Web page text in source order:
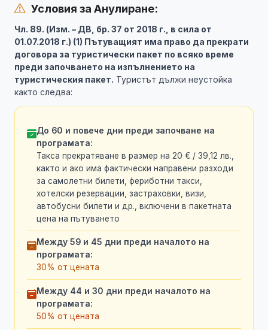
Условия за Анулиране:
Чл. 89. (Изм. – ДВ, бр. 37 от 2018 г., в сила от
01.07.2018 г.) (1) Пътуващият има право да прекрати
договора за туристически пакет по всяко време
преди започването на изпълнението на
туристическия пакет. Туристът дължи неустойка
както следва:
До 60 и повече дни преди започване на
програмата:
Такса прекратяване в размер на 20 € / 39,12 лв.,
както и ако има фактически направени разходи
за самолетни билети, фериботни такси,
хотелски резервации, застраховки, визи,
автобусни билети и др., включени в пакетната
цена на пътуването
Между 59 и 45 дни преди началото на
програмата:
30% от цената
Между 44 и 30 дни преди началото на
програмата:
50% от цената